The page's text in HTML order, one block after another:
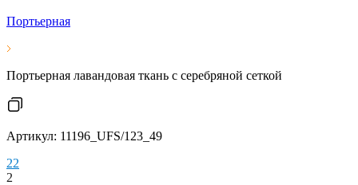
Портьерная
Портьерная лавандовая ткань с серебряной сеткой
Артикул: 11196_UFS/123_49
22
2